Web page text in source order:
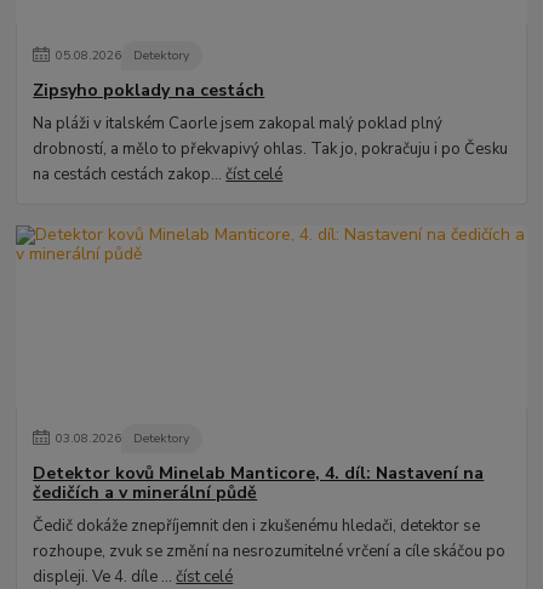
05.08.2026 Detektory
Zipsyho poklady na cestách
Na pláži v italském Caorle jsem zakopal malý poklad plný
drobností, a mělo to překvapivý ohlas. Tak jo, pokračuju i po Česku
na cestách cestách zakop...číst celé
03.08.2026 Detektory
Detektor kovů Minelab Manticore, 4. díl: Nastavení na
čedičích a v minerální půdě
Čedič dokáže znepříjemnit den i zkušenému hledači, detektor se
rozhoupe, zvuk se změní na nesrozumitelné vrčení a cíle skáčou po
displeji. Ve 4. díle ...číst celé